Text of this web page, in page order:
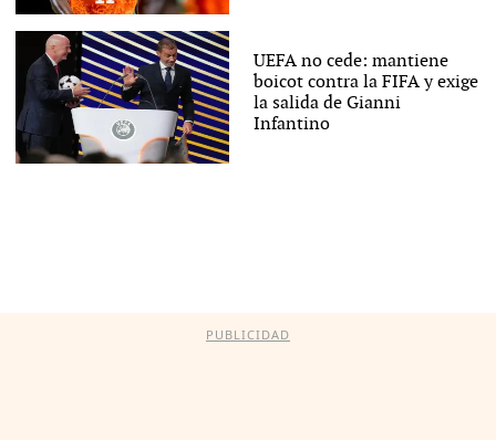
UEFA no cede: mantiene
boicot contra la FIFA y exige
la salida de Gianni
Infantino
PUBLICIDAD